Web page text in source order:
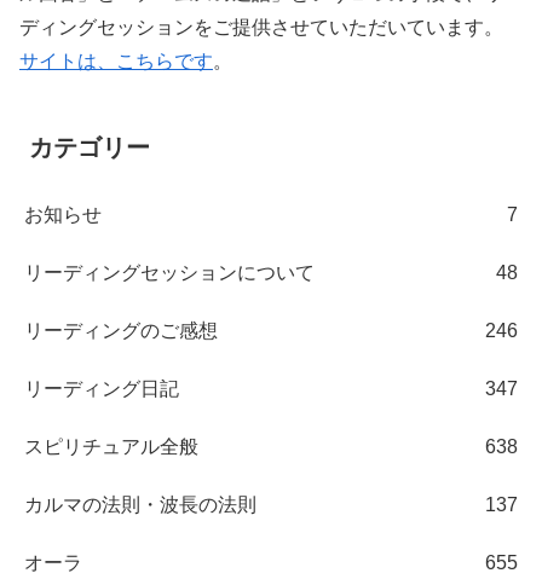
ディングセッションをご提供させていただいています。
サイトは、こちらです。
カテゴリー
お知らせ 7
リーディングセッションについて 48
リーディングのご感想 246
リーディング日記 347
スピリチュアル全般 638
カルマの法則・波長の法則 137
オーラ 655